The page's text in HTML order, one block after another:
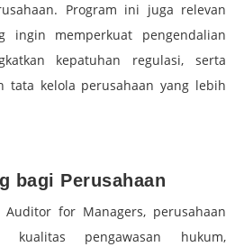
Program ini juga relevan
ingin memperkuat pengendalian
kepatuhan regulasi, serta
tata kelola perusahaan yang lebih
bagi Perusahaan
for Managers, perusahaan
kualitas pengawasan hukum,